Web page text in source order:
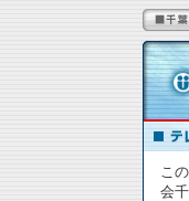
こ
会